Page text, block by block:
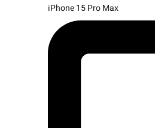
iPhone 15 Pro Max